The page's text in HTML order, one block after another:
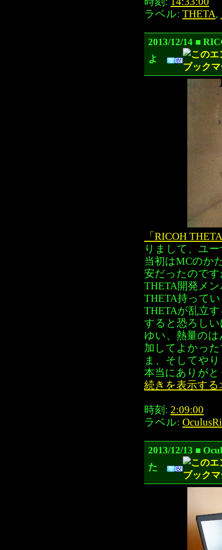
ラベル: THETA,
2013/12/14 ■
よ
「RICOH
りまして、ユ
当初はMCのか
安だったので
THETA開発メ
THETA持って
THETAが乱立
すると恐ろし
ゆい、熱量の
加してよかっ
ま、そしてや
本当にありが
続きを表示す
時刻: 2:09:00
ラベル:
2013/12/13 ■
た